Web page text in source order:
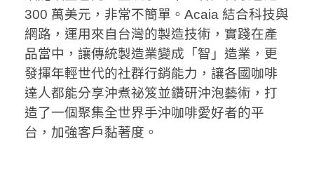
300 萬美元，非常不簡單。Acaia 結合科技與
網路，運用來自台灣的製造技術，實踐在產
品當中，讓傳統製造業變成「智」造業，更
發揮年輕世代的社群行銷能力，讓各國咖啡
達人都能分享沖煮祕笈並鑽研沖泡藝術，打
造了一個聚集全世界手沖咖啡愛好者的平
台，加強客戶黏著度。